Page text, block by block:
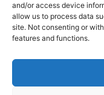
and/or access device
allow us to process data
site. Not consenting or
features and functions.